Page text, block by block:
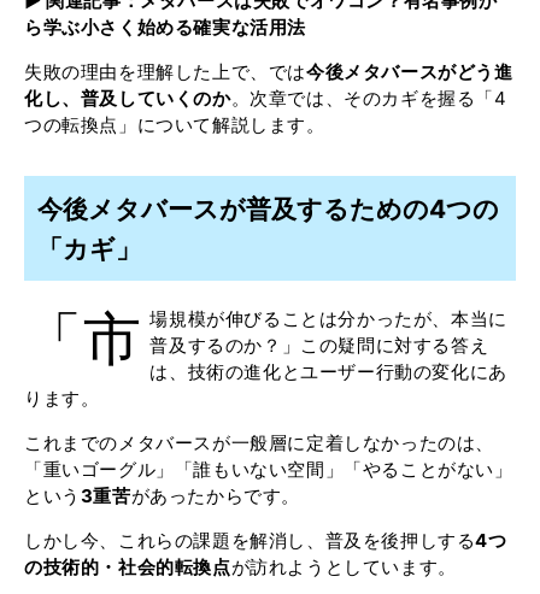
ら学ぶ小さく始める確実な活用法
失敗の理由を理解した上で、では今後メタバースがどう進
化し、普及していくのか。次章では、そのカギを握る「4
つの転換点」について解説します。
今後メタバースが普及するための4つの
「カギ」
「市 場規模が伸びることは分かったが、本当に
普及するのか？」この疑問に対する答え
は、技術の進化とユーザー行動の変化にあ
ります。
これまでのメタバースが一般層に定着しなかったのは、
「重いゴーグル」「誰もいない空間」「やることがない」
という 3重苦があったからです。
しかし今、これらの課題を解消し、普及を後押しする4つ
の技術的・社会的転換点が訪れようとしています。